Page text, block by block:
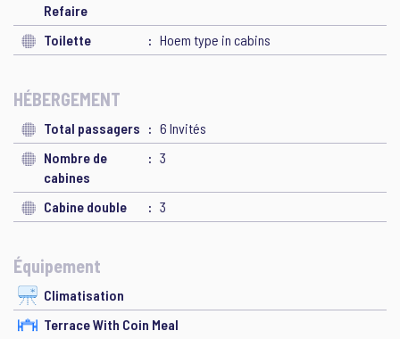
Refaire
Toilette Hoem type in cabins
HÉBERGEMENT
Total passagers
6 Invités
Nombre de
cabines
3
Cabine double 3
Équipement
Climatisation
Terrace With Coin Meal